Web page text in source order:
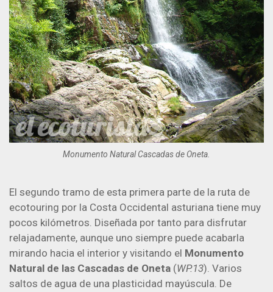
Monumento Natural Cascadas de Oneta.
El segundo tramo de esta primera parte de la ruta de
ecotouring por la Costa Occidental asturiana tiene muy
pocos kilómetros. Diseñada por tanto para disfrutar
relajadamente, aunque uno siempre puede acabarla
mirando hacia el interior y visitando el Monumento
Natural de las Cascadas de Oneta (WP.13). Varios
saltos de agua de una plasticidad mayúscula. De